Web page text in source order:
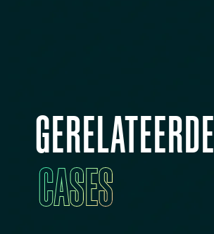
GERELATEERDE
CASES